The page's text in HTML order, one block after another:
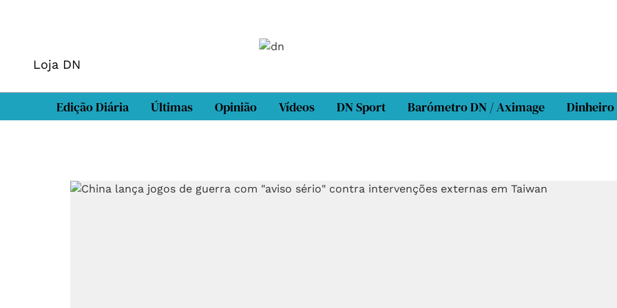
Loja DN
Edição Diária Últimas Opinião Vídeos DN Sport Barómetro DN / Aximage Dinheiro